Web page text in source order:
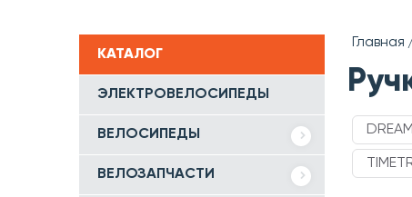
КАТАЛОГ
ЭЛЕКТРОВЕЛОСИПЕДЫ
ВЕЛОСИПЕДЫ
ВЕЛОЗАПЧАСТИ
Главная